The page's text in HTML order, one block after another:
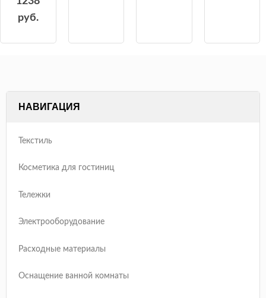
руб.
НАВИГАЦИЯ
Текстиль
Косметика для гостиниц
Тележки
Электрооборудование
Расходные материалы
Оснащение ванной комнаты